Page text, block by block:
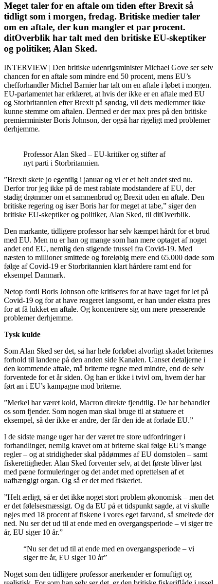
Meget taler for en aftale om tiden efter Brexit så
tidligt som i morgen, fredag. Britiske medier taler
om en aftale, der kun mangler et par procent.
ditOverblik har talt med den britiske EU-skeptiker
og politiker, Alan Sked.
INTERVIEW | Den britiske udenrigsminister Michael Gove ser selv
chancen for en aftale som mindre end 50 procent, mens EU’s
chefforhandler Michel Barnier har talt om en aftale i løbet i morgen.
EU-parlamentet har erklæret, at hvis der ikke er en aftale med EU
og Storbritannien efter Brexit på søndag, vil dets medlemmer ikke
kunne stemme om aftalen. Dermed er der max pres på den britiske
premierminister Boris Johnson, der også har rigeligt med problemer
derhjemme.
Professor Alan Sked – EU-kritiker og stifter af
nyt parti i Storbritannien.
”Brexit skete jo egentlig i januar og vi er et helt andet sted nu.
Derfor tror jeg ikke på de mest rabiate modstandere af EU, der
stadig drømmer om et sammenbrud og Brexit uden en aftale. Den
britiske regering og især Boris har for meget at tabe,” siger den
britiske EU-skeptiker og politiker, Alan Sked, til ditOverblik.
Den markante, tidligere professor har selv kæmpet hårdt for et brud
med EU. Men nu er han og mange som han mere optaget af noget
andet end EU, nemlig den stigende trussel fra Covid-19. Med
næsten to millioner smittede og foreløbig mere end 65.000 døde som
følge af Covid-19 er Storbritannien klart hårdere ramt end for
eksempel Danmark.
Netop fordi Boris Johnson ofte kritiseres for at have taget for let på
Covid-19 og for at have reageret langsomt, er han under ekstra pres
for at få lukket en aftale. Og koncentrere sig om mere presserende
problemer derhjemme.
Tysk kulde
Som Alan Sked ser det, så har hele forløbet alvorligt skadet briternes
forhold til landene på den anden side Kanalen. Uanset detaljerne i
den kommende aftale, må briterne regne med mindre, end de selv
forventede for et år siden. Og han er ikke i tvivl om, hvem der har
ført an i EU’s kampagne mod briterne.
”Merkel har været kold, Macron direkte fjendtlig. De har behandlet
os som fjender. Som nogen man skal bruge til at statuere et
eksempel, så der ikke er andre, der får den ide at forlade EU.”
I de sidste mange uger har der været tre store udfordringer i
forhandlinger, nemlig kravet om at briterne skal følge EU’s mange
regler – og at stridigheder skal pådømmes af EU domstolen – samt
fiskerettigheder. Alan Sked forventer selv, at det første bliver løst
med pæne formuleringer og det andet med oprettelsen af et
uafhængigt organ. Og så er det med fiskeriet.
”Helt ærligt, så er det ikke noget stort problem økonomisk – men det
er det følelsesmæssigt. Og da EU på et tidspunkt sagde, at vi skulle
nøjes med 18 procent af fiskene i vores eget farvand, så smeltede det
ned. Nu ser det ud til at ende med en overgangsperiode – vi siger tre
år, EU siger 10 år.”
“Nu ser det ud til at ende med en overgangsperiode – vi
siger tre år, EU siger 10 år”
Noget som den tidligere professor anerkender er fornuftigt og